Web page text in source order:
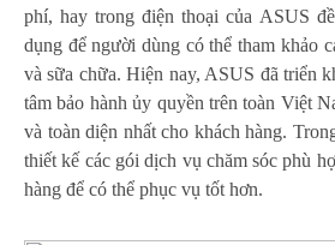
phí, hay trong điện thoại của ASUS
dụng để người dùng có thể tham khảo
và sữa chữa. Hiện nay, ASUS đã triển
tâm bảo hành ủy quyền trên toàn Việt
và toàn diện nhất cho khách hàng.
thiết kế các gói dịch vụ chăm sóc phù
hàng để có thể phục vụ tốt hơn.